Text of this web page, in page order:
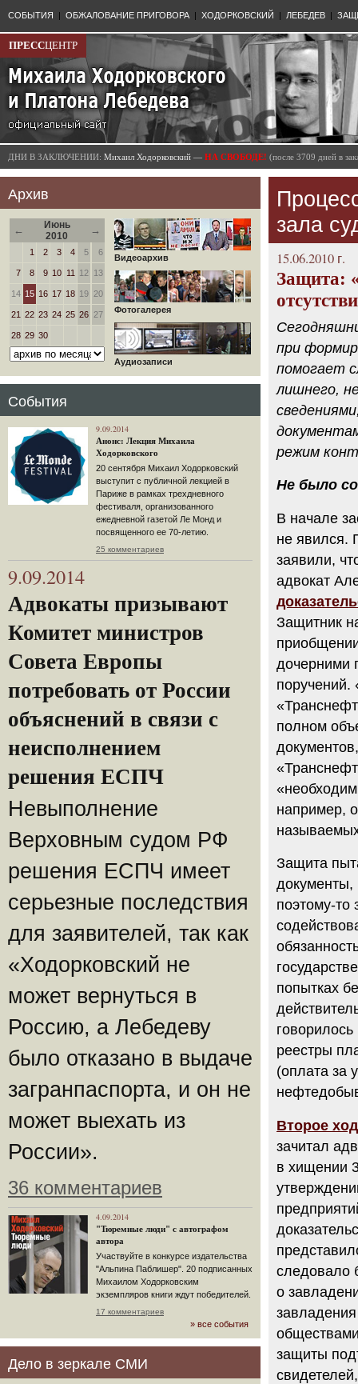
СОБЫТИЯ | ОБЖАЛОВАНИЕ ПРИГОВОРА | ХОДОРКОВСКИЙ | ЛЕБЕДЕВ |
ПРЕССЦЕНТР
ДНИ В ЗАКЛЮЧЕНИИ: Михаил Ходорковский — НА СВОБОДЕ! (после 3709 дней в
Архив
←
Июнь
2010
→
1 2 3 4 5 6
7 8 9 10 11 12 13
14 15 16 17 18 19 20
21 22 23 24 25 26 27
28 29 30
Видеоархив
Фотогалерея
Аудиозаписи
События
9.09.2014
Анонс: Лекция Михаила
Ходорковского
20 сентября Михаил Ходорковский
выступит с публичной лекцией в
Париже в рамках трехдневного
фестиваля, организованного
ежедневной газетой Ле Монд и
посвященного ее 70-летию.
25 комментариев
9.09.2014
Адвокаты призывают
Комитет министров
Совета Европы
потребовать от России
объяснений в связи с
неисполнением
решения ЕСПЧ
Невыполнение
Верховным судом РФ
решения ЕСПЧ имеет
серьезные последствия
для заявителей, так как
«Ходорковский не
может вернуться в
Россию, а Лебедеву
было отказано в выдаче
загранпаспорта, и он не
может выехать из
России».
36 комментариев
4.09.2014
"Тюремные люди" с автографом
автора
Участвуйте в конкурсе издательства
"Альпина Паблишер". 20 подписанных
Михаилом Ходорковским
экземпляров книги ждут победителей.
17 комментариев
» все события
Дело в зеркале СМИ
зала
15.06.2010 г.
Защита:
при
помогает
лишнего,
режим
Не было
В начале
не явился.
заявили,
адвокат
Защитник
дочерними
полном
например,
Защита
документы,
поэтому-то
попытках
реестры
(оплата за
Второе
зачитал
в хищении
следовало
о
защиты